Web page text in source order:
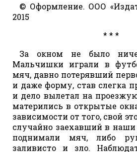
© Оформление. ООО
2015
* * *
За окном не было
Мальчишки играли в
мяч, давно потерявший
и даже форму, став слегка
и дело вылетал на
матерились в открытые
зависимости от того, свой
случайно заехавший в наши
поднимали мяч, либо
заливисто и зло.